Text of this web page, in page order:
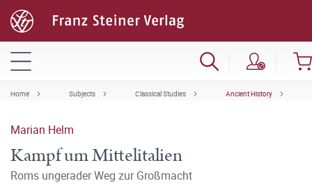
Home Subjects Classical Studies Ancient History
Marian Helm
Kampf um Mittelitalien
Roms ungerader Weg zur Großmacht